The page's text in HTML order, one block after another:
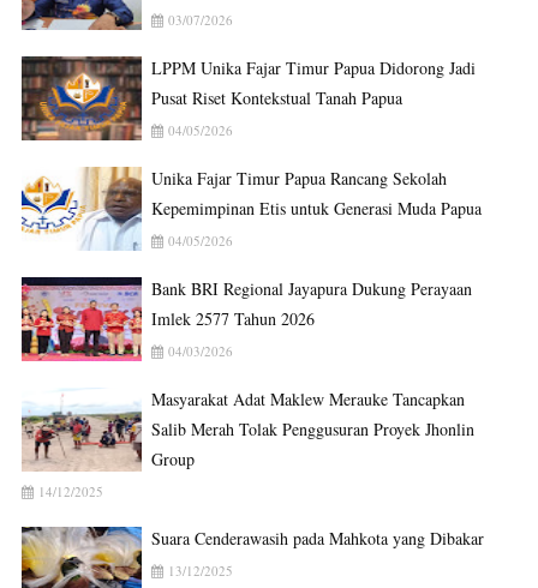
03/07/2026
LPPM Unika Fajar Timur Papua Didorong Jadi
Pusat Riset Kontekstual Tanah Papua
04/05/2026
Unika Fajar Timur Papua Rancang Sekolah
Kepemimpinan Etis untuk Generasi Muda Papua
04/05/2026
Bank BRI Regional Jayapura Dukung Perayaan
Imlek 2577 Tahun 2026
04/03/2026
Masyarakat Adat Maklew Merauke Tancapkan
Salib Merah Tolak Penggusuran Proyek Jhonlin
Group
14/12/2025
Suara Cenderawasih pada Mahkota yang Dibakar
13/12/2025